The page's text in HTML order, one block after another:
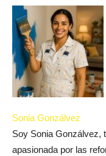
Sonia Gonzálvez
Soy Sonia Gonzálvez,
apasionada por las